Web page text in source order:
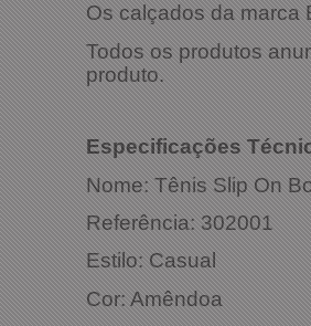
Os calçados da marca
Todos os produtos
produto.
Nome:Tênis Slip
Referência: 302001
Estilo: Casual
Cor: Amêndoa